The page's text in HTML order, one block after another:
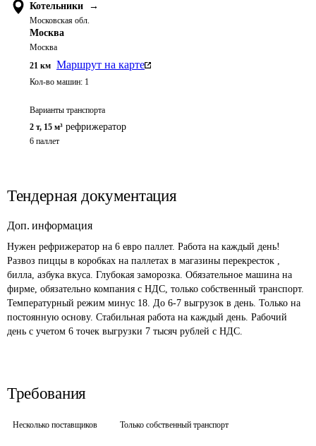
Котельники →
Московская обл.
Москва
Москва
21 км Маршрут на карте
Кол-во машин: 1
Варианты транспорта
2 т, 15 м³ рефрижератор
6 паллет
Тендерная документация
Доп. информация
Нужен рефрижератор на 6 евро паллет. Работа на каждый день!
Развоз пиццы в коробках на паллетах в магазины перекресток ,
билла, азбука вкуса. Глубокая заморозка. Обязательное машина на
фирме, обязательно компания с НДС, только собственный транспорт.
Температурный режим минус 18. До 6-7 выгрузок в день. Только на
постоянную основу. Стабильная работа на каждый день. Рабочий
день с учетом 6 точек выгрузки 7 тысяч рублей с НДС.
Требования
Несколько поставщиков Только собственный транспорт